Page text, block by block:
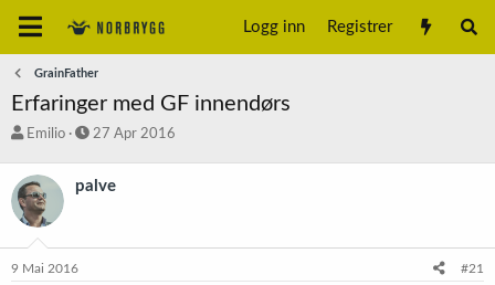
Logg inn Registrer
GrainFather
Erfaringer med GF innendørs
T
å
d
s
a
r
Emilio
S
r
a
27 Apr 2016
palve
9 Mai 2016 #21